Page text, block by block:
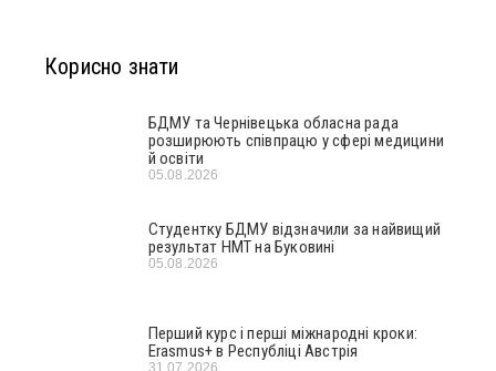
Корисно знати
БДМУ та Чернівецька обласна рада
розширюють співпрацю у сфері медицини
й освіти
05.08.2026
Студентку БДМУ відзначили за найвищий
результат НМТ на Буковині
05.08.2026
Перший курс і перші міжнародні кроки:
Erasmus+ в Республіці Австрія
31.07.2026